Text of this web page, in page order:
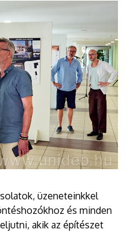
üzeneteinkkel
és minden
akik az építészet